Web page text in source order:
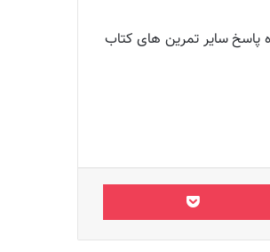
جهت مشاهده پاسخ سایر تمرین های کتاب
پاکت